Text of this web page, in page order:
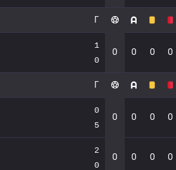
Г
1
0
0 0 0 0
Г
0
5
0 0 0 0
2
0
0 0 0 0